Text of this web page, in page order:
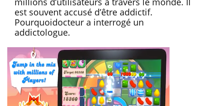
est souvent accusé d’être addictif.
Pourquoidocteur a interrogé un
addictologue.